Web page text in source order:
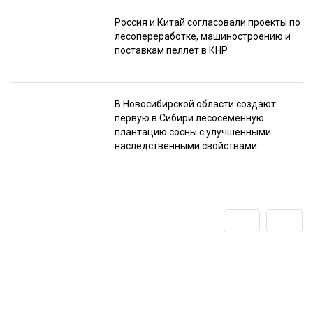
Россия и Китай согласовали проекты по
лесопереработке, машиностроению и
поставкам пеллет в КНР
В Новосибирской области создают
первую в Сибири лесосеменную
плантацию сосны с улучшенными
наследственными свойствами